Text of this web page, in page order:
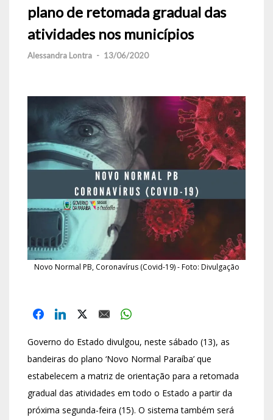
plano de retomada gradual das
atividades nos municípios
Alessandra Lontra - 13/06/2020
Novo Normal PB, Coronavírus (Covid-19) - Foto: Divulgação
Governo do Estado divulgou, neste sábado (13), as
bandeiras do plano ‘Novo Normal Paraíba’ que
estabelecem a matriz de orientação para a retomada
gradual das atividades em todo o Estado a partir da
próxima segunda-feira (15). O sistema também será